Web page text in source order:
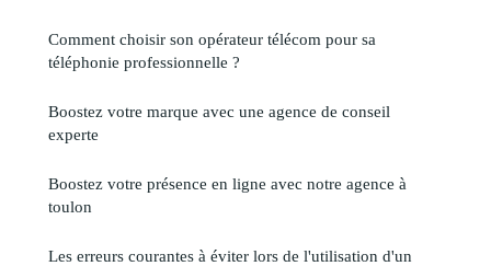
Comment choisir son opérateur télécom pour sa
téléphonie professionnelle ?
Boostez votre marque avec une agence de conseil
experte
Boostez votre présence en ligne avec notre agence à
toulon
Les erreurs courantes à éviter lors de l'utilisation d'un